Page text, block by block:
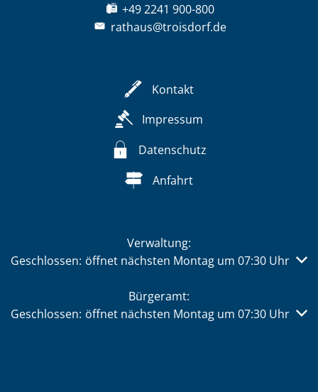
+49 2241 900-800
rathaus@troisdorf.de
Kontakt
Impressum
Datenschutz
Anfahrt
Verwaltung:
Klicken, um weitere Öffnungs- oder Schließzeiten
Geschlossen: öffnet nächsten Montag um 07:30 Uhr
Bürgeramt:
Klicken, um weitere Öffnungs- oder Schließzeiten
Geschlossen: öffnet nächsten Montag um 07:30 Uhr